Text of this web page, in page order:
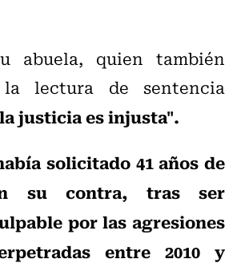
abuela, quien también
lectura de sentencia
justicia es injusta".
solicitado 41 años de
su contra, tras ser
por las agresiones
entre 2010 y